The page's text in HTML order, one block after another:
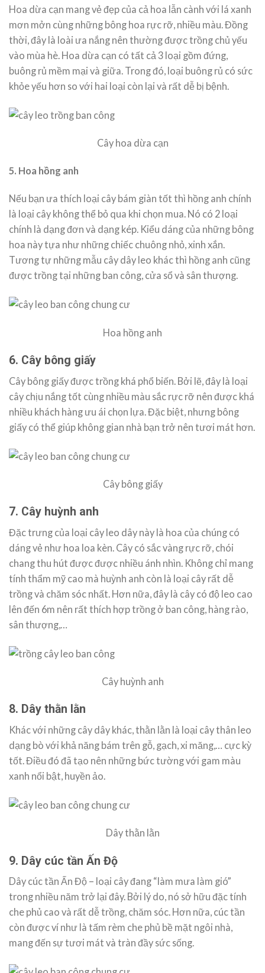
Hoa dừa cạn mang vẻ đẹp của cả hoa lẫn cành với lá xanh
mơn mởn cùng những bông hoa rực rỡ, nhiều màu. Đồng
thời, đây là loài ưa nắng nên thường được trồng chủ yếu
vào mùa hè. Hoa dừa cạn có tất cả 3 loại gồm đứng,
buông rủ mềm mại và giữa. Trong đó, loại buông rủ có sức
khỏe yếu hơn so với hai loại còn lại và rất dễ bị bệnh.
Cây hoa dừa cạn
5. Hoa hồng anh
Nếu bạn ưa thích loại cây bám giàn tốt thì hồng anh chính
là loại cây không thể bỏ qua khi chọn mua. Nó có 2 loại
chính là dạng đơn và dạng kép. Kiểu dáng của những bông
hoa này tựa như những chiếc chuông nhỏ, xinh xắn.
Tương tự những mẫu cây dây leo khác thì hồng anh cũng
được trồng tại những ban công, cửa sổ và sân thượng.
Hoa hồng anh
6. Cây bông giấy
Cây bông giấy được trồng khá phổ biến. Bởi lẽ, đây là loại
cây chịu nắng tốt cùng nhiều màu sắc rực rỡ nên được khá
nhiều khách hàng ưu ái chọn lựa. Đặc biệt, nhưng bông
giấy có thể giúp không gian nhà bạn trở nên tươi mát hơn.
Cây bông giấy
7. Cây huỳnh anh
Đặc trưng của loại cây leo dây này là hoa của chúng có
dáng vẻ như hoa loa kèn. Cây có sắc vàng rực rỡ, chói
chang thu hút được được nhiều ánh nhìn. Không chỉ mang
tính thẩm mỹ cao mà huỳnh anh còn là loại cây rất dễ
trồng và chăm sóc nhất. Hơn nữa, đây là cây có độ leo cao
lên đến 6m nên rất thích hợp trồng ở ban công, hàng rào,
sân thượng,…
Cây huỳnh anh
8. Dây thằn lằn
Khác với những cây dây khác, thằn lằn là loại cây thân leo
dạng bò với khả năng bám trên gỗ, gạch, xi măng,… cực kỳ
tốt. Điều đó đã tạo nên những bức tường với gam màu
xanh nổi bật, huyền ảo.
Dây thằn lằn
9. Dây cúc tần Ấn Độ
Dây cúc tần Ấn Độ – loại cây đang “làm mưa làm gió”
trong nhiều năm trở lại đây. Bởi lý do, nó sở hữu đặc tính
che phủ cao và rất dễ trồng, chăm sóc. Hơn nữa, cúc tần
còn được ví như là tấm rèm che phủ bề mặt ngôi nhà,
mang đến sự tươi mát và tràn đầy sức sống.